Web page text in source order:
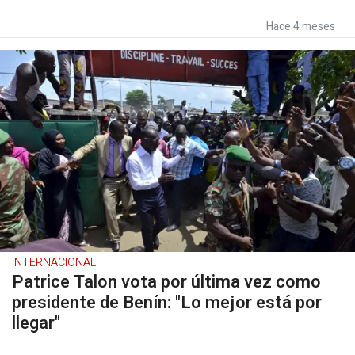
Hace 4 meses
INTERNACIONAL
Patrice Talon vota por última vez como
presidente de Benín: "Lo mejor está por
llegar"